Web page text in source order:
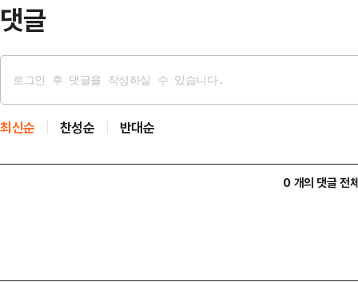
댓글
최신순 찬성순 반대순
0 개의 댓글 전